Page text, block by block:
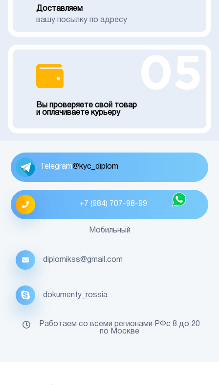
Доставляем
вашу посылку по адресу
Вы проверяете свой товар
и оплачиваете курьеру
Telegram@kyc_diplom
+7 (984) 707-98-99
Мобильный
diplomikss@gmail.com
dokumenty_rossia
Работаем со всеми регионами РФс 8 до 20
по Москве